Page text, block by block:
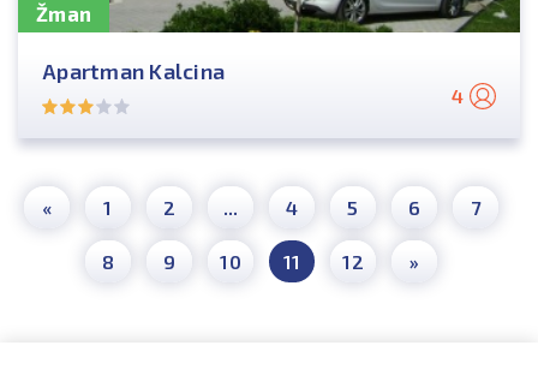
Žman
Apartman Kalcina
4
« 1 2 ... 4 5 6 7
8 9 10 11 12 »